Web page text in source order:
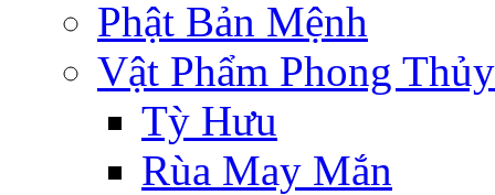
Phật Bản Mệnh
Vật Phẩm Phong Thủy
Tỳ Hưu
Rùa May Mắn